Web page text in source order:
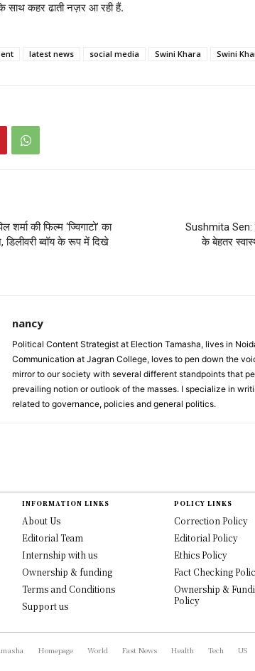
साथ कहर ढाती नज़र आ रही हैं.
latest news social media Swini Khara Swini
की फिल्म ‘ज्विगाटो’ का
डिलीवरी ब्वॉय के रूप में दिखे
Sushmita Sen:
के बेहतर
nancy
Political Content Strategist at Election Tamasha, lives in
Communication at Jagran College, loves to pen down the
mirror to our society with several different standpoints that
prevailing notion or outlook of the masses. I specialize in
related to governance, policies and general politics.
INFORMATION LINKS
About Us
Editorial Team
Internship with us
Ownership & funding
Terms and Conditions
Support us
POLICY LINKS
Correction Policy
Editorial Policy
Ethics Policy
Fact Checking
Ownership &
Policy
Homepage World Fast News Health Tech US